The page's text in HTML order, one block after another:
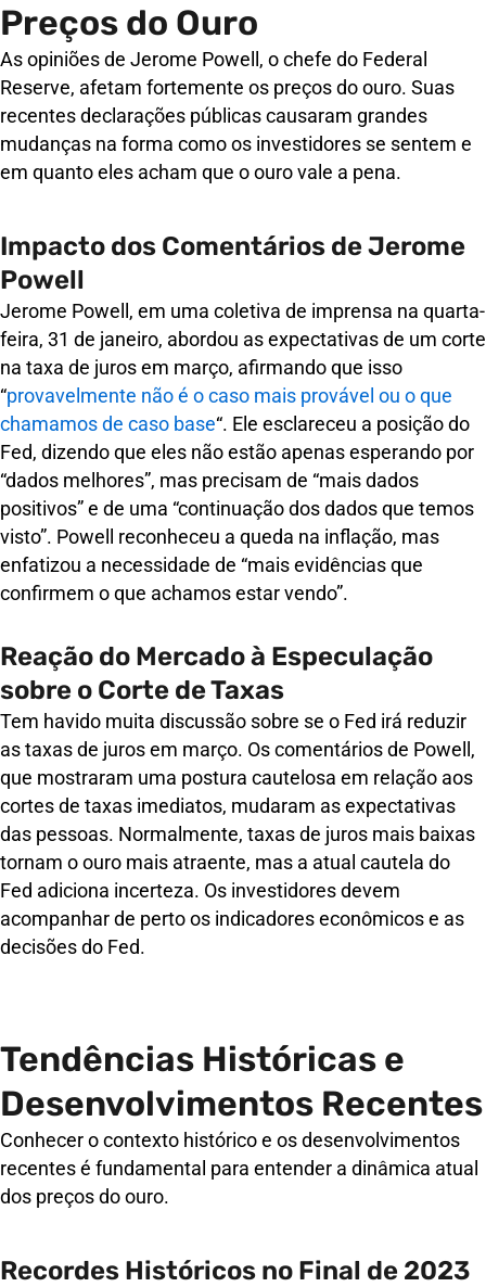
Preços do Ouro
As opiniões de Jerome Powell, o chefe do Federal
Reserve, afetam fortemente os preços do ouro. Suas
recentes declarações públicas causaram grandes
mudanças na forma como os investidores se sentem e
em quanto eles acham que o ouro vale a pena.
Impacto dos Comentários de Jerome
Powell
Jerome Powell, em uma coletiva de imprensa na quarta-
feira, 31 de janeiro, abordou as expectativas de um corte
na taxa de juros em março, afirmando que isso
“provavelmente não é o caso mais provável ou o que
chamamos de caso base“. Ele esclareceu a posição do
Fed, dizendo que eles não estão apenas esperando por
“dados melhores”, mas precisam de “mais dados
positivos” e de uma “continuação dos dados que temos
visto”. Powell reconheceu a queda na inflação, mas
enfatizou a necessidade de “mais evidências que
confirmem o que achamos estar vendo”.
Reação do Mercado à Especulação
sobre o Corte de Taxas
Tem havido muita discussão sobre se o Fed irá reduzir
as taxas de juros em março. Os comentários de Powell,
que mostraram uma postura cautelosa em relação aos
cortes de taxas imediatos, mudaram as expectativas
das pessoas. Normalmente, taxas de juros mais baixas
tornam o ouro mais atraente, mas a atual cautela do
Fed adiciona incerteza. Os investidores devem
acompanhar de perto os indicadores econômicos e as
decisões do Fed.
Tendências Históricas e
Desenvolvimentos Recentes
Conhecer o contexto histórico e os desenvolvimentos
recentes é fundamental para entender a dinâmica atual
dos preços do ouro.
Recordes Históricos no Final de 2023